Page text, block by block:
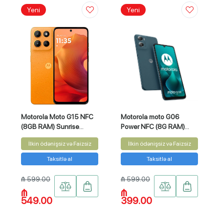
Yeni
Motorola Moto G15 NFC
(8GB RAM) Sunrise
Orange 256GB
İlkin ödənişsiz və Faizsiz
Taksitlə al
₼ 599.00
₼
549.00
Yeni
Motorola moto G06
Power NFC (8G RAM)
Blue 256GB
İlkin ödənişsiz və Faizsiz
Taksitlə al
₼ 599.00
₼
399.00